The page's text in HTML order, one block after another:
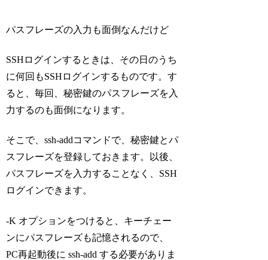
パスフレーズの入力も面倒なんだけど
SSHログインするときは、その日のうち
に何回もSSHログインするものです。す
ると、毎回、秘密鍵のパスフレーズを入
力するのも面倒になります。
そこで、ssh-addコマンドで、秘密鍵とパ
スフレーズを登録しておきます。以後、
パスフレーズを入力することなく、SSH
ログインできます。
-K オプションをつけると、キーチェー
ンにパスフレーズも記憶されるので、
PC再起動後に ssh-add する必要がありま